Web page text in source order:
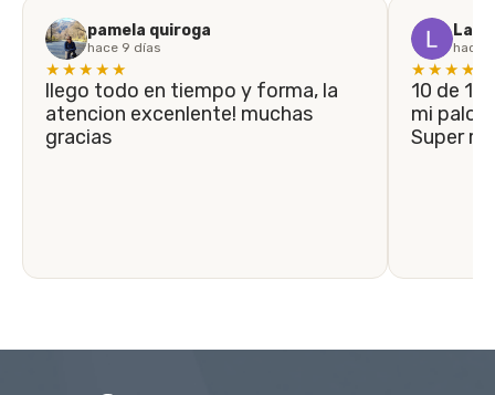
pamela quiroga
hace 9 días
★★★★★
llego todo en tiempo y forma, la
atencion excenlente! muchas
gracias
hace
★★★★★
10 de 10! En menos de 5 días llegó
mi palo
Super